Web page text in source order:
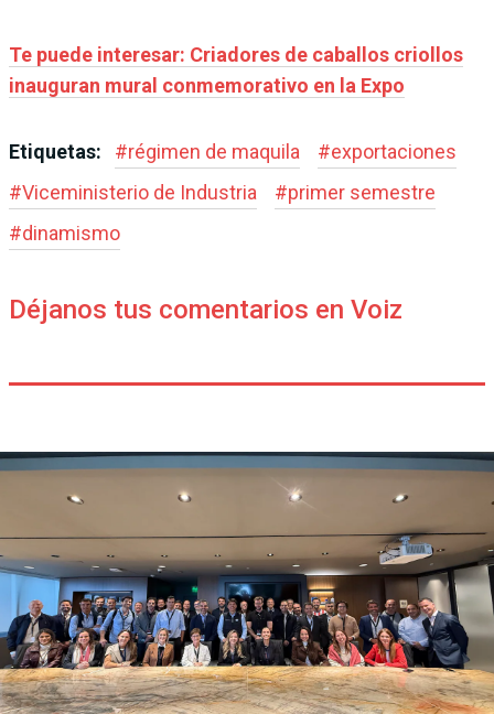
Te puede interesar: Criadores de caballos criollos
inauguran mural conmemorativo en la Expo
Etiquetas: #régimen de maquila #exportaciones
#Viceministerio de Industria #primer semestre
#dinamismo
Déjanos tus comentarios en Voiz